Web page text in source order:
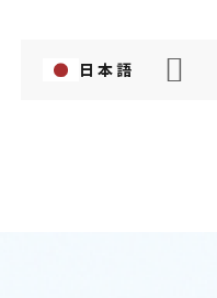
Language...
日本語